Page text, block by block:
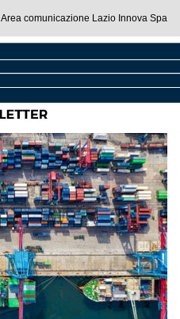
Area comunicazione Lazio Innova Spa